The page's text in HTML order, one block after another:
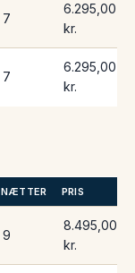
7
6.295,00
kr.
7
6.295,00
kr.
NÆTTER PRIS
9
8.495,00
kr.